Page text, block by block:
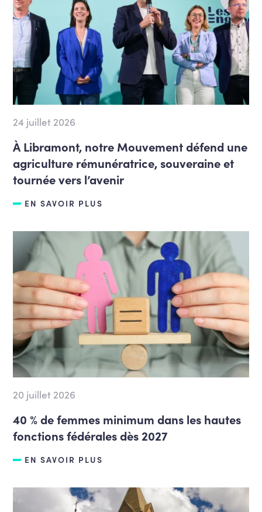
24 juillet 2026
À Libramont, notre Mouvement défend une
agriculture rémunératrice, souveraine et
tournée vers l’avenir
EN SAVOIR PLUS
20 juillet 2026
40 % de femmes minimum dans les hautes
fonctions fédérales dès 2027
EN SAVOIR PLUS